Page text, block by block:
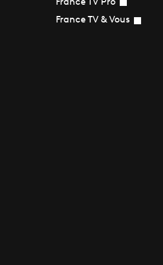
France TV Pro
France TV & Vous